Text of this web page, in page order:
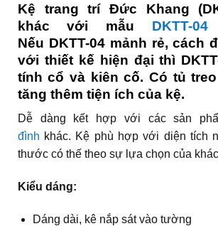
Kệ trang trí Đức Khang
khác với mẫu DKTT-04
Nếu DKTT-04 mảnh rẻ, cách
với thiết kế hiện đại thì
tính cổ và kiên cố. Có tủ
tăng thêm tiện ích của kệ.
Dễ dàng kết hợp với các sản
đình khác. Kệ phù hợp với diện tích
thước có thế theo sự lựa chọn của
Kiểu dáng:
Dáng dài, kê nắp sát vào tường